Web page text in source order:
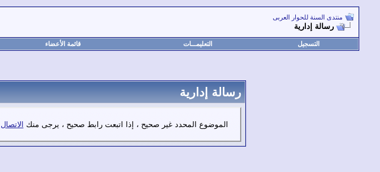
منتدى السنة للحوار العربى
رسالة إدارية
التسجيل التعليمـــات قائمة الأعضاء
رسالة إدارية
الموضوع المحدد غير صحيح ، إذا اتبعت رابط صحيح ، يرجى منك